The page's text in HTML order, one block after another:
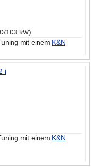
103 kW)
mit einem K&N
i
mit einem K&N